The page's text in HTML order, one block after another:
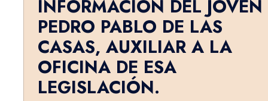
INFORMACIÓN DEL JOVEN
PEDRO PABLO DE LAS
CASAS, AUXILIAR A LA
OFICINA DE ESA
LEGISLACIÓN.